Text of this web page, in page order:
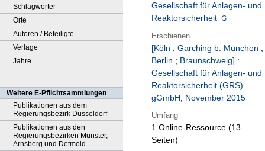
Schlagwörter
Orte
Autoren / Beteiligte
Verlage
Jahre
Weitere E-Pflichtsammlungen
Publikationen aus dem
Regierungsbezirk Düsseldorf
Publikationen aus den
Regierungsbezirken Münster,
Arnsberg und Detmold
Gesellschaft für Anlagen- und
Reaktorsicherheit
Erschienen
[Köln ; Garching b. München ;
Berlin ; Braunschweig] :
Gesellschaft für Anlagen- und
Reaktorsicherheit (GRS)
gGmbH, November 2015
Umfang
1 Online-Ressource (13
Seiten)